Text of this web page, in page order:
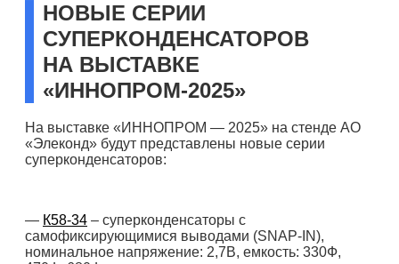
НОВЫЕ СЕРИИ
СУПЕРКОНДЕНСАТОРОВ
НА ВЫСТАВКЕ
«ИННОПРОМ-2025»
На выставке «ИННОПРОМ — 2025» на стенде АО
«Элеконд» будут представлены новые серии
суперконденсаторов:
— К58-34 – суперконденсаторы с
самофиксирующимися выводами (SNAP-IN),
номинальное напряжение: 2,7В, емкость: 330Ф,